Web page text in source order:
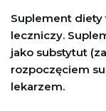
Suplement diety
leczniczy.
jako substytut
rozpoczęciem
lekarzem.